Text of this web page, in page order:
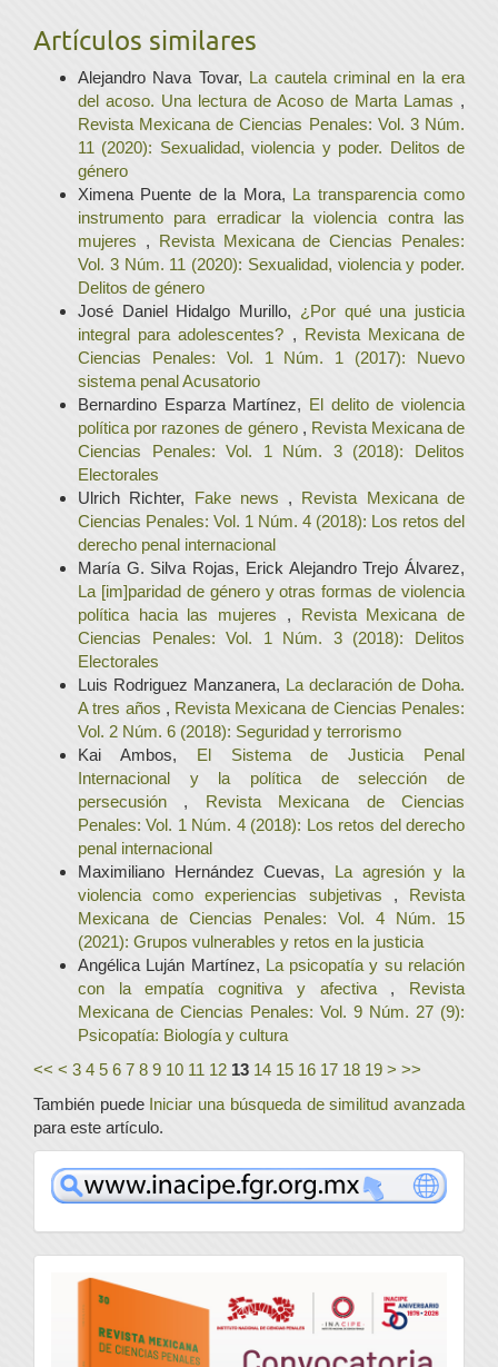
Artículos similares
Alejandro Nava Tovar, La cautela criminal en la era
del acoso. Una lectura de Acoso de Marta Lamas ,
Revista Mexicana de Ciencias Penales: Vol. 3 Núm.
11 (2020): Sexualidad, violencia y poder. Delitos de
género
Ximena Puente de la Mora, La transparencia como
instrumento para erradicar la violencia contra las
mujeres , Revista Mexicana de Ciencias Penales:
Vol. 3 Núm. 11 (2020): Sexualidad, violencia y poder.
Delitos de género
José Daniel Hidalgo Murillo, ¿Por qué una justicia
integral para adolescentes? , Revista Mexicana de
Ciencias Penales: Vol. 1 Núm. 1 (2017): Nuevo
sistema penal Acusatorio
Bernardino Esparza Martínez, El delito de violencia
política por razones de género , Revista Mexicana de
Ciencias Penales: Vol. 1 Núm. 3 (2018): Delitos
Electorales
Ulrich Richter, Fake news , Revista Mexicana de
Ciencias Penales: Vol. 1 Núm. 4 (2018): Los retos del
derecho penal internacional
María G. Silva Rojas, Erick Alejandro Trejo Álvarez,
La [im]paridad de género y otras formas de violencia
política hacia las mujeres , Revista Mexicana de
Ciencias Penales: Vol. 1 Núm. 3 (2018): Delitos
Electorales
Luis Rodriguez Manzanera, La declaración de Doha.
A tres años , Revista Mexicana de Ciencias Penales:
Vol. 2 Núm. 6 (2018): Seguridad y terrorismo
Kai Ambos, El Sistema de Justicia Penal
Internacional y la política de selección de
persecusión , Revista Mexicana de Ciencias
Penales: Vol. 1 Núm. 4 (2018): Los retos del derecho
penal internacional
Maximiliano Hernández Cuevas, La agresión y la
violencia como experiencias subjetivas , Revista
Mexicana de Ciencias Penales: Vol. 4 Núm. 15
(2021): Grupos vulnerables y retos en la justicia
Angélica Luján Martínez, La psicopatía y su relación
con la empatía cognitiva y afectiva , Revista
Mexicana de Ciencias Penales: Vol. 9 Núm. 27 (9):
Psicopatía: Biología y cultura
<< < 3 4 5 6 7 8 9 10 11 12 13 14 15 16 17 18 19 > >>
También puede Iniciar una búsqueda de similitud avanzada
para este artículo.
www
convocatoria